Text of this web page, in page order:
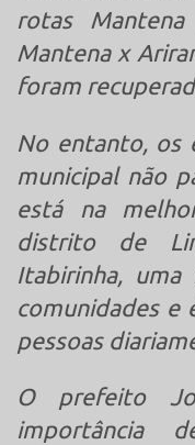
rotas
Mantena x
foram
No entanto, os
municipal não
está na
distrito de
Itabirinha,
comunidades e
pessoas
O prefeito
importância